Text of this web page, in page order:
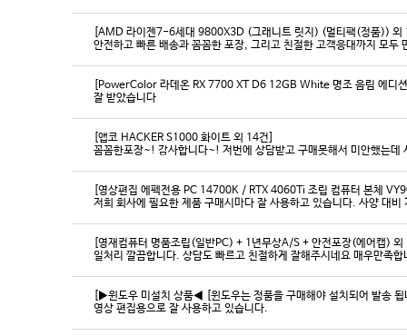
[AMD 라이젠7-6세대 9800X3D (그래니트 릿지) (멀티팩(정품)) 외
[PowerColor 라데온 RX 7700 XT D6 12GB White 명조 음림 에디
잘 받았습니다
[앱코 HACKER S1000 화이트 외 14건]
꼼꼼한포장~! 감사합니다~! 저번에 상담받고 구매못해서 미안했는
[영상편집 에펙전용 PC 14700K / RTX 4060Ti 조립 컴퓨터 본체
[영재컴퓨터 명품조립(일반PC) + 1년무상A/S + 안전포장(에어캡)
일처리 깔끔합니다. 상담도 빠르고 친절하게 잘해주시네요 매우만족
[▶윈도우 미설치 상품◀ [윈도우는 정품을 구매해야 설치되어 발송
영상 편집용으로 잘 사용하고 있습니다.